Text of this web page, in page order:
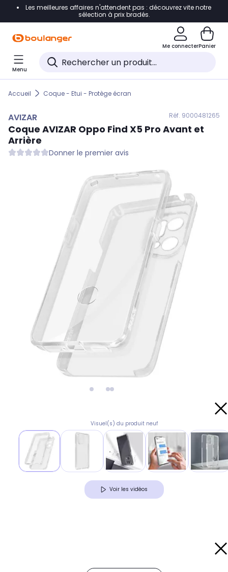
Accéder directement à la navigation
Accéder directement au pied de page
Accéder directement au chatbot
Les meilleures affaires n'attendent pas : découvrez vite notre
sélection à prix bradés.
Me connecterPanier
Menu
Accueil Coque - Etui - Protège écran
AVIZAR Réf. 9000481265
Coque AVIZAR Oppo Find X5 Pro Avant et
Arrière
Donner le premier avis
Visuel(s) du produit neuf
Voir les vidéos